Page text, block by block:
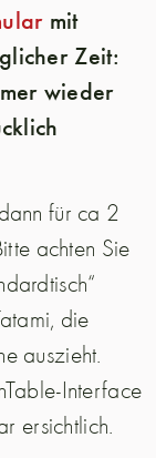
mit
Zeit:
wieder
für ca 2
achten Sie
die
auszieht.
Interface
ersichtlich.